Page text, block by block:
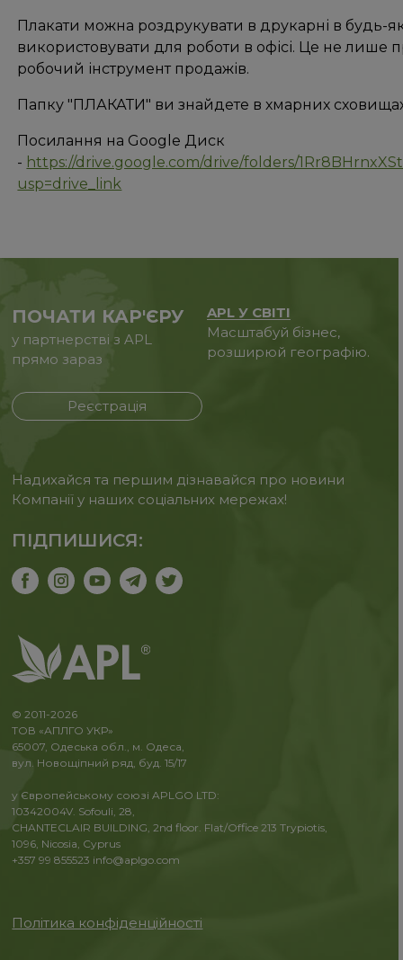
Плакати можна роздрукувати в друкарні в будь-
використовувати для роботи в офісі. Це не лише
робочий інструмент продажів.
Папку "ПЛАКАТИ" ви знайдете в хмарних сховищах
Посилання на Google Диск
- https://drive.google.com/drive/folders/
usp=drive_link
ПОЧАТИ КАР'ЄРУ
у партнерстві з APL
прямо зараз
Реєстрація
APL У СВІТІ
Масштабуй бізнес,
розширюй географію.
Надихайся та першим дізнавайся про новини
Компанії у наших соціальних мережах!
ПІДПИШИСЯ:
© 2011-2026
ТОВ «АПЛГО УКР»
65007, Одеська обл., м. Одеса,
вул. Новощіпний ряд, буд. 15/17
у Європейському союзі APLGO LTD:
10342004V. Sofouli, 28,
CHANTECLAIR BUILDING, 2nd floor. Flat/Office 213 Trypiotis,
1096, Nicosia, Cyprus
+357 99 855523 info@aplgo.com
Політика конфіденційності